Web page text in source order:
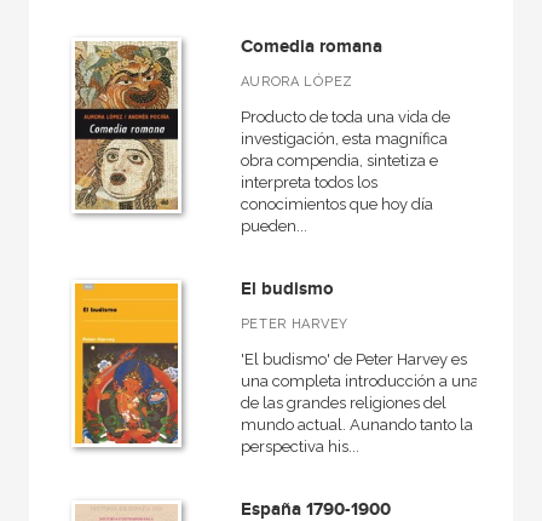
Comedia romana
AURORA LÓPEZ
Producto de toda una vida de
investigación, esta magnífica
obra compendia, sintetiza e
interpreta todos los
conocimientos que hoy día
pueden...
El budismo
PETER HARVEY
'El budismo' de Peter Harvey es
una completa introducción a una
de las grandes religiones del
mundo actual. Aunando tanto la
perspectiva his...
España 1790-1900